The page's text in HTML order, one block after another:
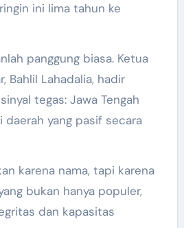
ini lima tahun ke
panggung biasa. Ketua
Bahlil Lahadalia, hadir
tegas: Jawa Tengah
yang pasif secara
karena nama, tapi karena
bukan hanya populer,
dan kapasitas